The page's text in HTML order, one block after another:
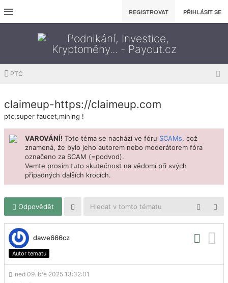
REGISTROVAT PŘIHLÁSIT SE
PTC
claimeup-https://claimeup.com
ptc,super faucet,mining !
VAROVÁNÍ! Toto téma se nachází ve fóru SCAMs, což
znamená, že bylo jeho autorem nebo moderátorem fóra
označeno za SCAM (=podvod).
Vemte prosím tuto skutečnost na vědomí při svých
případných dalších krocích.
Odpovědět
dawe666cz
Autor tematu
ned 09. bře 2025 13:32:01